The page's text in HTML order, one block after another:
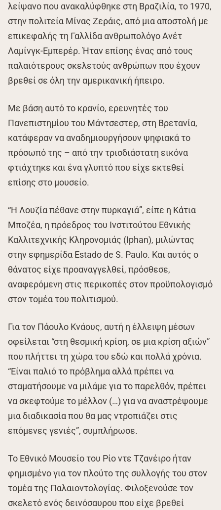
λείψανο που ανακαλύφθηκε στη Βραζιλία, το 1970,
στην πολιτεία Μίνας Ζεράις, από μια αποστολή με
επικεφαλής τη Γαλλίδα ανθρωπολόγο Ανέτ
Λαμίνγκ-Εμπερέρ. Ήταν επίσης ένας από τους
παλαιότερους σκελετούς ανθρώπων που έχουν
βρεθεί σε όλη την αμερικανική ήπειρο.
Με βάση αυτό το κρανίο, ερευνητές του
Πανεπιστημίου του Μάντσεστερ, στη Βρετανία,
κατάφεραν να αναδημιουργήσουν ψηφιακά το
πρόσωπό της – από την τρισδιάστατη εικόνα
φτιάχτηκε και ένα γλυπτό που είχε εκτεθεί
επίσης στο μουσείο.
“Η Λουζία πέθανε στην πυρκαγιά”, είπε η Κάτια
Μποζέα, η πρόεδρος του Ινστιτούτου Εθνικής
Καλλιτεχνικής Κληρονομιάς (Iphan), μιλώντας
στην εφημερίδα Estado de S. Paulo. Και αυτός ο
θάνατος είχε προαναγγελθεί, πρόσθεσε,
αναφερόμενη στις περικοπές στον προϋπολογισμό
στον τομέα του πολιτισμού.
Για τον Πάουλο Κνάους, αυτή η έλλειψη μέσων
οφείλεται “στη θεσμική κρίση, σε μια κρίση αξιών”
που πλήττει τη χώρα του εδώ και πολλά χρόνια.
“Είναι παλιό το πρόβλημα αλλά πρέπει να
σταματήσουμε να μιλάμε για το παρελθόν, πρέπει
να σκεφτούμε το μέλλον (…) για να αναστρέψουμε
μια διαδικασία που θα μας ντροπιάζει στις
επόμενες γενιές”, συμπλήρωσε.
Το Εθνικό Μουσείο του Ρίο ντε Τζανέιρο ήταν
φημισμένο για τον πλούτο της συλλογής του στον
τομέα της Παλαιοντολογίας. Φιλοξενούσε τον
σκελετό ενός δεινόσαυρου που είχε βρεθεί